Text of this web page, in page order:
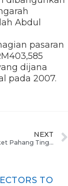
Abdul
pasaran
dijana
pada 2007.
NEXT
Pusat Songket Pahang Tingkat Perdagangan ECER
TO